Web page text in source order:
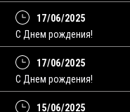
17/06/2025
С Днем рождения!
17/06/2025
С Днем рождения!
15/06/2025